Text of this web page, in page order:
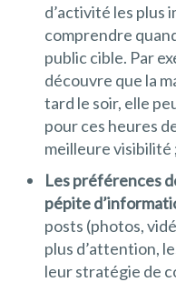
d’activité les plus
comprendre
public cible. Par
découvre que la
tard le soir, elle
pour ces heures
meilleure visibilité
Les préférences
pépite
posts (photos,
plus d’attention,
leur stratégie de